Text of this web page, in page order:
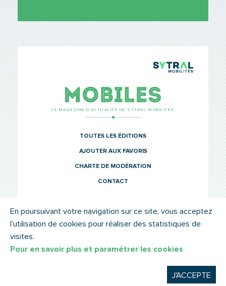
LE MAGAZINE D’ACTUALITÉ DE SYTRAL MOBILITÉS
TOUTES LES ÉDITIONS
AJOUTER AUX FAVORIS
CHARTE DE MODÉRATION
CONTACT
© SYTRAL MOBILITÉS 2022 MENTIONS LÉGALES
En poursuivant votre navigation sur ce site, vous acceptez
l’utilisation de cookies pour réaliser des statistiques de
visites.
Pour en savoir plus et paramétrer les cookies
J'ACCEPTE